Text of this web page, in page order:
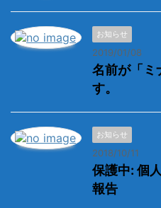
お知らせ
2019/01/08
名前が「ミ
す。
お知らせ
2018/10/11
保護中: 個
報告